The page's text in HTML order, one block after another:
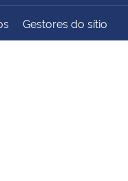
Geral da
Central do Brasil
Gestores do sítio